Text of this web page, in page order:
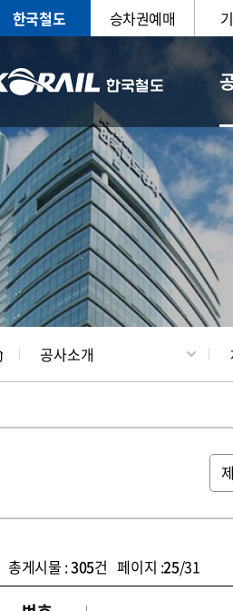
한국철도 승차권예매
CEO 일반
공사소개
총게시물 :305건 페이지 :25/31